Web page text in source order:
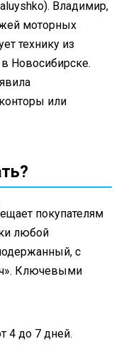
Владимир,
моторных
технику из
Новосибирске.
или
покупателям
любой
с
Ключевыми
4 до 7 дней.